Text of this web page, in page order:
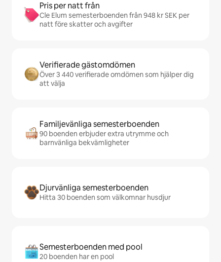
Pris per natt från
Cle Elum semesterboenden från 948 kr SEK per
natt före skatter och avgifter
Verifierade gästomdömen
Över 3 440 verifierade omdömen som hjälper dig
att välja
Familjevänliga semesterboenden
90 boenden erbjuder extra utrymme och
barnvänliga bekvämligheter
Djurvänliga semesterboenden
Hitta 30 boenden som välkomnar husdjur
Semesterboenden med pool
20 boenden har en pool